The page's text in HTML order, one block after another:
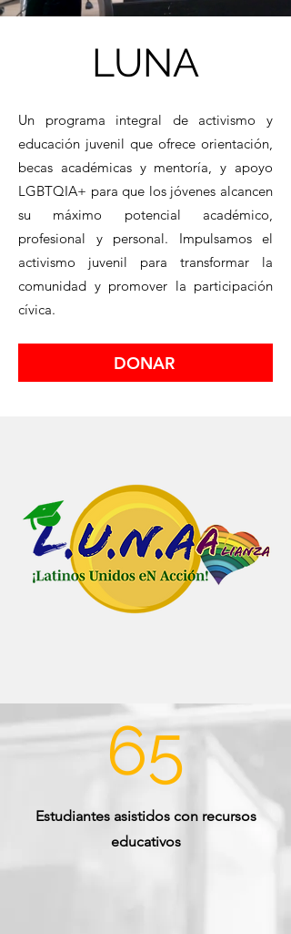
LUNA
Un programa integral de activismo y
educación juvenil que ofrece orientación,
becas académicas y mentoría, y apoyo
LGBTQIA+ para que los jóvenes alcancen
su máximo potencial académico,
profesional y personal. Impulsamos el
activismo juvenil para transformar la
comunidad y promover la participación
cívica.
DONAR
65
Estudiantes asistidos con recursos
educativos